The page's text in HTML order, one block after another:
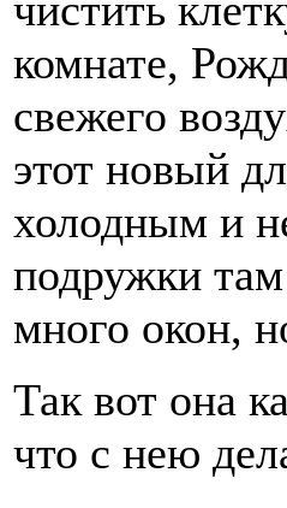
чистить
комнате,
свежего
этот новый
холодным и
подружки
много окон,
Так вот она
что с нею